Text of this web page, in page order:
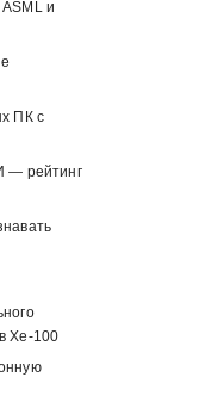
и
ПК с
— рейтинг
Xe-100